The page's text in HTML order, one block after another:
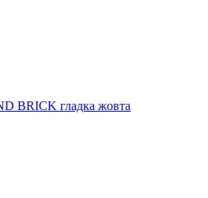
BRICK гладка жовта